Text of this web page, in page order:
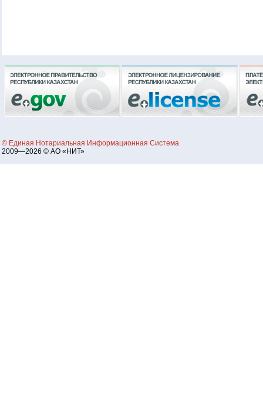
© Единая Нотариальная Информационная Система
2009—2026 © АО «НИТ»